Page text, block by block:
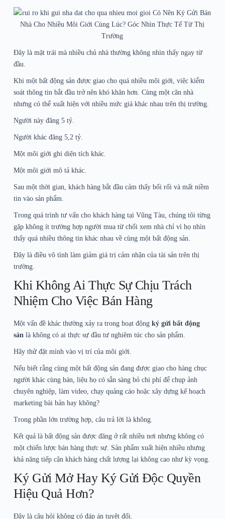
Đây là mặt trái mà nhiều chủ nhà thường không nhìn thấy ngay từ
đầu.
Khi một bất động sản được giao cho quá nhiều môi giới, việc kiểm
soát thông tin bắt đầu trở nên khó khăn hơn. Cùng một căn nhà
nhưng có thể xuất hiện với nhiều mức giá khác nhau trên thị trường.
Người này đăng 5 tỷ.
Người khác đăng 5,2 tỷ.
Một môi giới ghi diện tích khác.
Một môi giới mô tả khác.
Sau một thời gian, khách hàng bắt đầu cảm thấy bối rối và mất niềm
tin vào sản phẩm.
Trong quá trình tư vấn cho khách hàng tại Vũng Tàu, chúng tôi từng
gặp không ít trường hợp người mua từ chối xem nhà chỉ vì họ nhìn
thấy quá nhiều thông tin khác nhau về cùng một bất động sản.
Đây là điều vô tình làm giảm giá trị cảm nhận của tài sản trên thị
trường.
Khi Không Ai Thực Sự Chịu Trách
Nhiệm Cho Việc Bán Hàng
Một vấn đề khác thường xảy ra trong hoạt động ký gửi bất động
sản là không có ai thực sự đầu tư nghiêm túc cho sản phẩm.
Hãy thử đặt mình vào vị trí của môi giới.
Nếu biết rằng cùng một bất động sản đang được giao cho hàng chục
người khác cùng bán, liệu họ có sẵn sàng bỏ chi phí để chụp ảnh
chuyên nghiệp, làm video, chạy quảng cáo hoặc xây dựng kế hoạch
marketing bài bản hay không?
Trong phần lớn trường hợp, câu trả lời là không.
Kết quả là bất động sản được đăng ở rất nhiều nơi nhưng không có
một chiến lược bán hàng thực sự. Sản phẩm xuất hiện nhiều nhưng
khả năng tiếp cận khách hàng chất lượng lại không cao như kỳ vọng.
Ký Gửi Mở Hay Ký Gửi Độc Quyền
Hiệu Quả Hơn?
Đây là câu hỏi không có đáp án tuyệt đối.